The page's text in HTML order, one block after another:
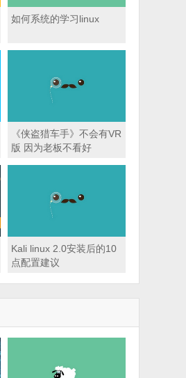
如何系统的学习linux
《侠盗猎车手》不会有VR
版 因为老板不看好
Kali linux 2.0安装后的10
点配置建议